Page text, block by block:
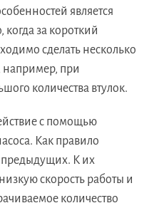
является
когда за короткий
сделать несколько
при
количества втулок.
с помощью
Как правило
предыдущих. К их
скорость работы и
количество